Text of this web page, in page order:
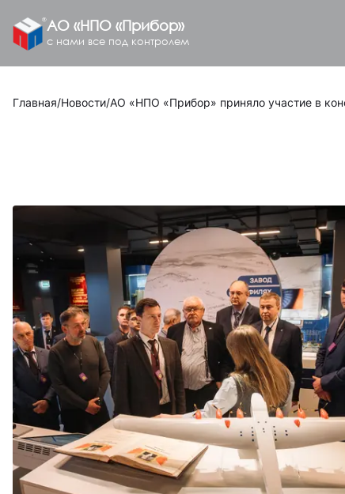
АО «НПО «Прибор»
с нами все под контролем
Главная/Новости/АО «НПО «Прибор» приняло участие в